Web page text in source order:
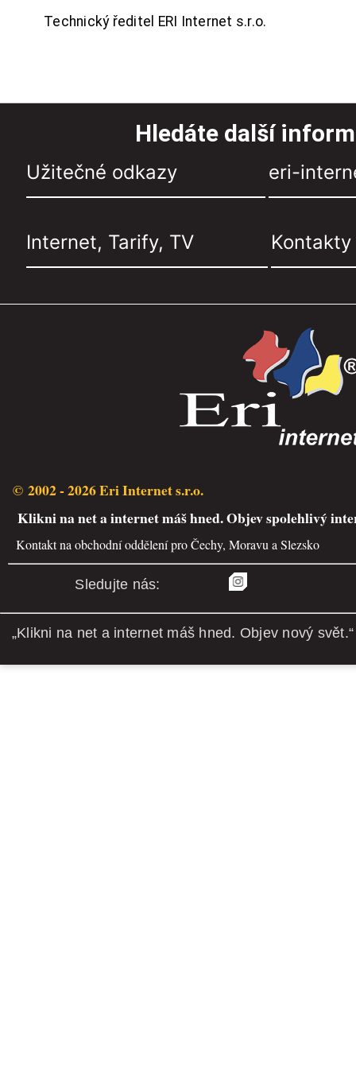
Technický ředitel ERI Internet s.r.o.
Hledáte další
Užitečné odkazy eri-
Internet, Tarify, TV Kontakty
© 2002 - 2026 Eri Internet s.r.o.
Klikni na net a internet máš hned. Objev spolehlivý
Kontakt na obchodní oddělení pro Čechy, Moravu a Slezsko
Sledujte nás:
„Klikni na net a internet máš hned. Objev nový svět.“